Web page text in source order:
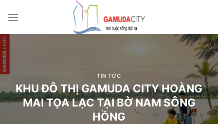
qua
dung
TIN TỨC
KHU ĐÔ THỊ GAMUDA CITY HOÀNG
MAI TỌA LẠC TẠI BỜ NAM SÔNG
HỒNG